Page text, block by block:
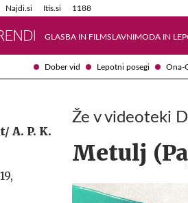
Dober vid Lepotni posegi Ona-
Najdi.si Itis.si 1188
GLASBA IN FILMSLAVNIMODA IN
Tehnik
A. P. K.
Že v videoteki
Metulj